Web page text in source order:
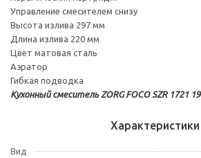
Управление смесителем снизу
Высота излива 297 мм
Длина излива 220 мм
Цвет матовая сталь
Аэратор
Гибкая подводка
Кухонный смеситель ZORG FOCO SZR 1721 19
Характеристики
Вид